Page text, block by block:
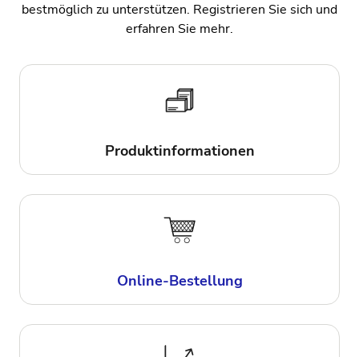
bestmöglich zu unterstützen. Registrieren Sie sich und
erfahren Sie mehr.
Produktinformationen
Online-Bestellung